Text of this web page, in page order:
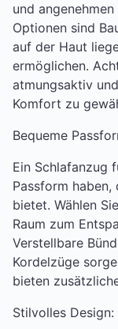
und
Optionen sind
auf der Haut
ermöglichen.
atmungsaktiv
Komfort zu
Bequeme
Ein Schlafanzug
Passform
bietet. Wählen
Raum zum
Verstellbare
Kordelzüge
bieten
Stilvolles Design: